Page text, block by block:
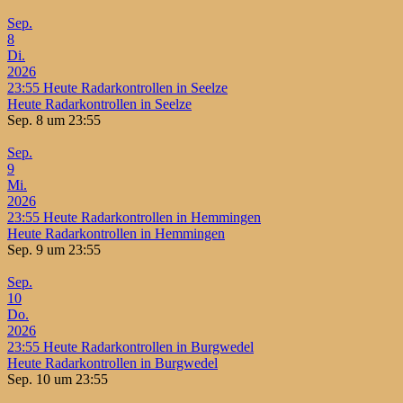
Sep.
8
Di.
2026
23:55 Heute Radarkontrollen in Seelze
Heute Radarkontrollen in Seelze
Sep. 8 um 23:55
Sep.
9
Mi.
2026
23:55 Heute Radarkontrollen in Hemmingen
Heute Radarkontrollen in Hemmingen
Sep. 9 um 23:55
Sep.
10
Do.
2026
23:55 Heute Radarkontrollen in Burgwedel
Heute Radarkontrollen in Burgwedel
Sep. 10 um 23:55